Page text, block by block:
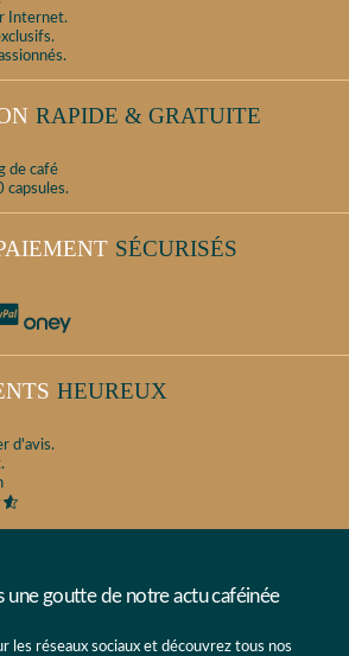
Internet.
RAPIDE & GRATUITE
de café
capsules.
SÉCURISÉS
HEUREUX
d'avis.
une goutte de notre actu caféinée
les réseaux sociaux et découvrez tous nos